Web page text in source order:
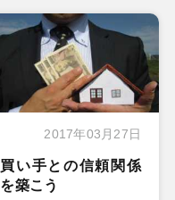
2017年03月27日
買い手との信頼関係
を築こう